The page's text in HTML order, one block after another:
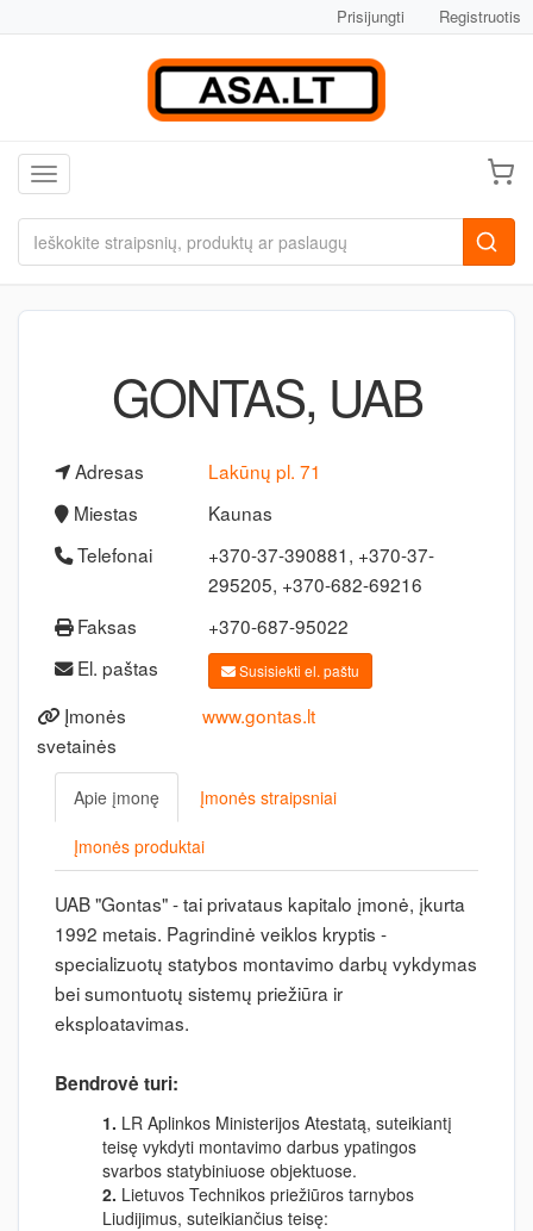
Prisijungti Registruotis
Toggle navigation
GONTAS, UAB
Adresas
Lakūnų pl. 71
Miestas
Kaunas
Telefonai
+370-37-390881, +370-37-
295205, +370-682-69216
Faksas
+370-687-95022
El. paštas
Susisiekti el. paštu
Įmonės
svetainės
www.gontas.lt
Apie įmonę Įmonės straipsniai
Įmonės produktai
UAB "Gontas" - tai privataus kapitalo įmonė, įkurta
1992 metais. Pagrindinė veiklos kryptis -
specializuotų statybos montavimo darbų vykdymas
bei sumontuotų sistemų priežiūra ir
eksploatavimas.
Bendrovė turi:
1. LR Aplinkos Ministerijos Atestatą, suteikiantį
teisę vykdyti montavimo darbus ypatingos
svarbos statybiniuose objektuose.
2. Lietuvos Technikos priežiūros tarnybos
Liudijimus, suteikiančius teisę: